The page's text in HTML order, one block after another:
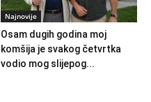
Najnovije
Osam dugih godina moj
komšija je svakog četvrtka
vodio mog slijepog...